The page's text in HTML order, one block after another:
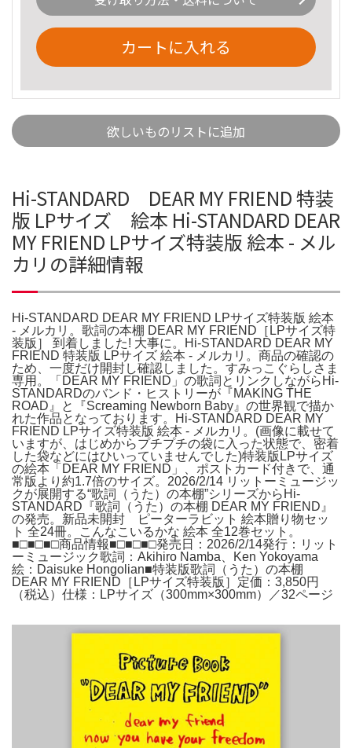
カートに入れる
欲しいものリストに追加
Hi-STANDARD DEAR MY FRIEND 特装
版 LPサイズ 絵本 Hi-STANDARD DEAR
MY FRIEND LPサイズ特装版 絵本 - メル
カリの詳細情報
Hi-STANDARD DEAR MY FRIEND LPサイズ特装版 絵本
- メルカリ。歌詞の本棚 DEAR MY FRIEND［LPサイズ特
装版］ 到着しました! 大事に。Hi-STANDARD DEAR MY
FRIEND 特装版 LPサイズ 絵本 - メルカリ。商品の確認の
ため、一度だけ開封し確認しました。すみっこぐらしさま
専用。「DEAR MY FRIEND」の歌詞とリンクしながらHi-
STANDARDのバンド・ヒストリーが『MAKING THE
ROAD』と『Screaming Newborn Baby』の世界観で描か
れた作品となっております。Hi-STANDARD DEAR MY
FRIEND LPサイズ特装版 絵本 - メルカリ。(画像に載せて
いますが、はじめからプチプチの袋に入った状態で、密着
した袋などにはひいっていませんでした)特装版LPサイズ
の絵本「DEAR MY FRIEND」、ポストカード付きで、通
常版より約1.7倍のサイズ。2026/2/14 リットーミュージッ
クが展開する“歌詞（うた）の本棚”シリーズからHi-
STANDARD『歌詞（うた）の本棚 DEAR MY FRIEND』
の発売。新品未開封 ピーターラビット 絵本贈り物セッ
ト 全24冊。こんなこいるかな 絵本 全12巻セット。
■□■□■□商品情報■□■□■□発売日：2026/2/14発行：リット
ーミュージック歌詞：Akihiro Namba、Ken Yokoyama
絵：Daisuke Hongolian■特装版歌詞（うた）の本棚
DEAR MY FRIEND［LPサイズ特装版］定価：3,850円
（税込）仕様：LPサイズ（300mm×300mm）／32ページ